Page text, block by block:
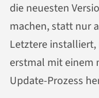
die neuesten
machen, statt nur
Letztere installiert,
erstmal mit einem
Update-Prozess